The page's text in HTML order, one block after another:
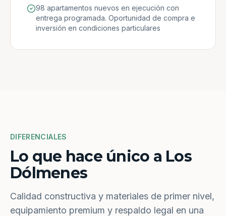
98 apartamentos nuevos en ejecución con
entrega programada. Oportunidad de compra e
inversión en condiciones particulares
DIFERENCIALES
Lo que hace único a Los
Dólmenes
Calidad constructiva y materiales de primer nivel,
equipamiento premium y respaldo legal en una